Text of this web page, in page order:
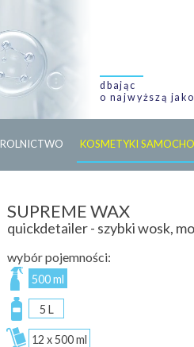
dbając
o najwyższą
ROLNICTWO KOSMETYKI
SUPREME WAX
quickdetailer - szybki wosk,
wybór pojemności:
500 ml
5 L
12 x 500 ml